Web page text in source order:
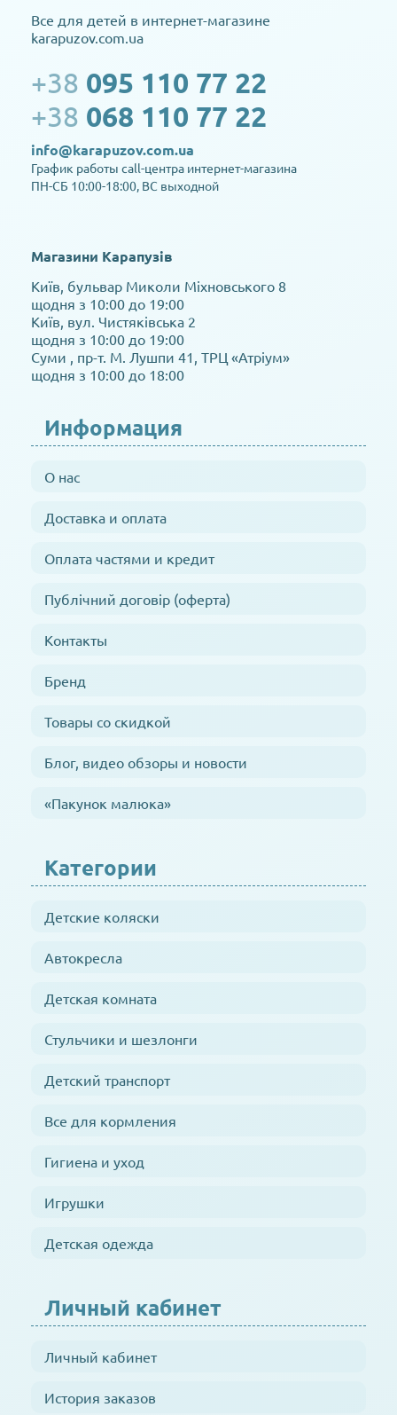
Все для детей в интернет-магазине
karapuzov.com.ua
+38 095 110 77 22
+38 068 110 77 22
info@karapuzov.com.ua
График работы call-центра интернет-магазина
ПН-СБ 10:00-18:00, ВС выходной
Магазини Карапузів
Київ, бульвар Миколи Міхновського 8
щодня з 10:00 до 19:00
Київ, вул. Чистяківська 2
щодня з 10:00 до 19:00
Суми , пр-т. М. Лушпи 41, ТРЦ «Атріум»
щодня з 10:00 до 18:00
Информация
О нас
Доставка и оплата
Оплата частями и кредит
Публічний договір (оферта)
Контакты
Бренд
Товары со скидкой
Блог, видео обзоры и новости
«Пакунок малюка»
Категории
Детские коляски
Автокресла
Детская комната
Стульчики и шезлонги
Детский транспорт
Все для кормления
Гигиена и уход
Игрушки
Детская одежда
Личный кабинет
Личный кабинет
История заказов